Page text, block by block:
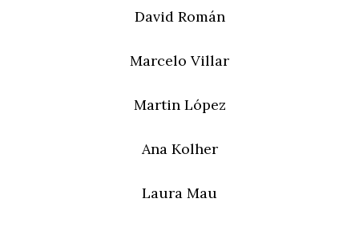
David Román
Marcelo Villar
Martin López
Ana Kolher
Laura Mau